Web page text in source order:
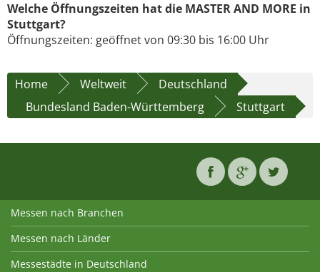
Welche Öffnungszeiten hat die MASTER AND MORE in
Stuttgart?
Öffnungszeiten: geöffnet von 09:30 bis 16:00 Uhr
Home Weltweit
Deutschland
Bundesland Baden-Württemberg
Stuttgart
Messen nach Branchen
Messen nach Länder
Messestädte in Deutschland